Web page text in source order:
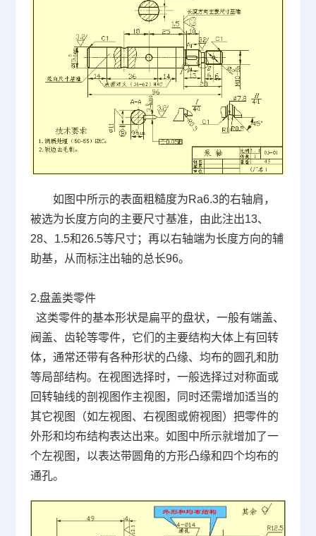
如图中所示的表面粗糙度为Ra6.3的右轴肩，
被选为长度方向的主要尺寸基准，由此注出13、
28、 1.5和26.5等尺寸；再以右轴端为长度方向的辅
助基，从而标注出轴的总长96。
2.盘盖类零件
这类零件的基本形状是扁平的盘状，一般有端盖、
阀盖、齿轮等零件，它们的主要结构大体上有回转
体，通常还带有各种形状的凸缘、均布的圆孔和肋
等局部结构。在视图选择时，一般选择过对称面或
回转轴线的剖视图作主视图，同时还需增加适当的
其它视图（如左视图、右视图或俯视图）把零件的
外形和均布结构表达出来。如图中所示就增加了一
个左视图，以表达带圆角的方形凸缘和四个均布的
通孔。